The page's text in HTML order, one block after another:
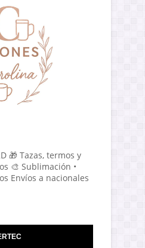
🎁 Tazas, termos y
🎨 Sublimación •
Envíos a nacionales